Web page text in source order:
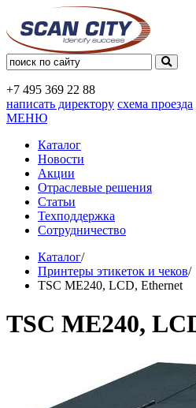
+7 495 369 22 88
написать директору схема проезда
МЕНЮ
Каталог
Новости
Акции
Отраслевые решения
Статьи
Техподдержка
Сотрудничество
Каталог/
Принтеры этикеток и чеков/
TSC ME240, LCD, Ethernet
TSC ME240,